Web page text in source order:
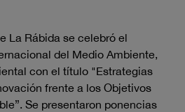
La Rábida se celebró el
del Medio Ambiente,
con el título "Estrategias
frente a los Objetivos
Se presentaron ponencias